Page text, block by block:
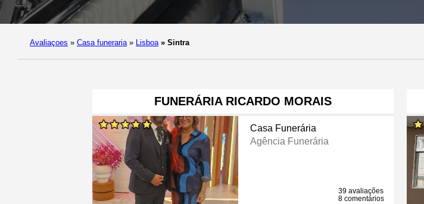
Avaliaçoes » Casa funeraria » Lisboa » Sintra
FUNERÁRIA RICARDO MORAIS
Casa Funerária
Agência Funerária
39 avaliações
8 comentários